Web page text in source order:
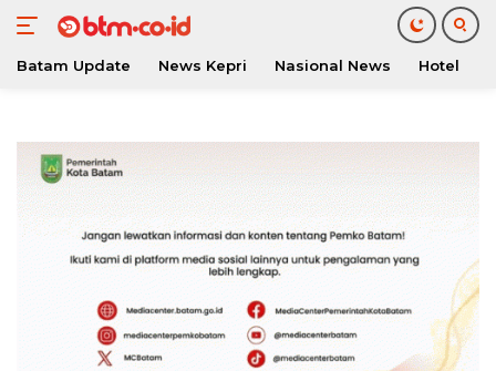
konten
Batam Update News Kepri Nasional News Hotel